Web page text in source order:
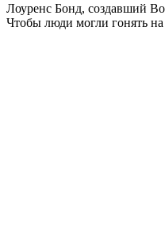
Лоуренс Бонд, создавший
Чтобы люди могли гонять